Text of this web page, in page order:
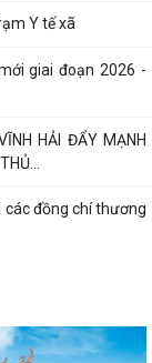
Y tế xã
giai đoạn 2026 -
HẢI ĐẨY MẠNH
các đồng chí thương
giai đoạn 2026 -